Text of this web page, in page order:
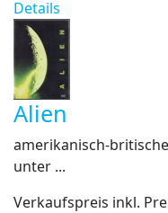
Details
Alien
amerikanisch-
unter ...
Verkaufspreis inkl.